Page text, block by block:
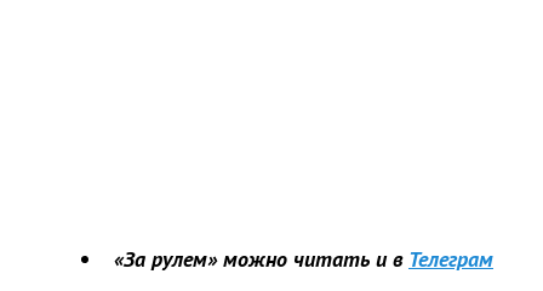
«За рулем» можно читать и в Телеграм